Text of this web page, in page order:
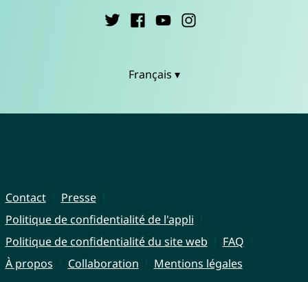
Français ▾
Contact
Presse
Politique de confidentialité de l'appli
Politique de confidentialité du site web
FAQ
À propos
Collaboration Mentions légales